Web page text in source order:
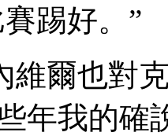
好。”
-內維爾也
些年我的